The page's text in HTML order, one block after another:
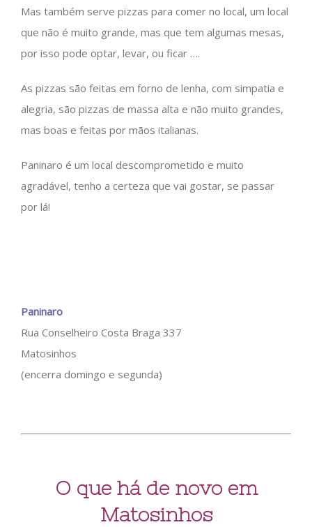
Mas também serve pizzas para comer no local, um local
que não é muito grande, mas que tem algumas mesas,
por isso pode optar, levar, ou ficar ….
As pizzas são feitas em forno de lenha, com simpatia e
alegria, são pizzas de massa alta e não muito grandes,
mas boas e feitas por mãos italianas.
Paninaro é um local descomprometido e muito
agradável, tenho a certeza que vai gostar, se passar
por lá!
Paninaro
Rua Conselheiro Costa Braga 337
Matosinhos
(encerra domingo e segunda)
O que há de novo em
Matosinhos